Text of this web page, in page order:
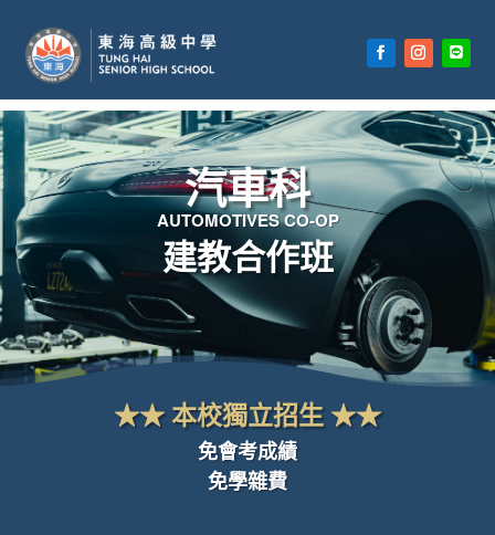
汽車科
AUTOMOTIVES CO-OP
建教合作班
★★本校獨立招生 ★★
免會考成績
免學雜費